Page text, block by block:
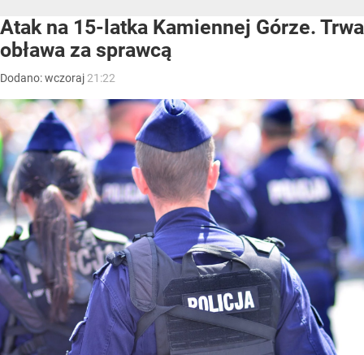
Atak na 15-latka Kamiennej Górze. Trwa
obława za sprawcą
Dodano:wczoraj 21:22